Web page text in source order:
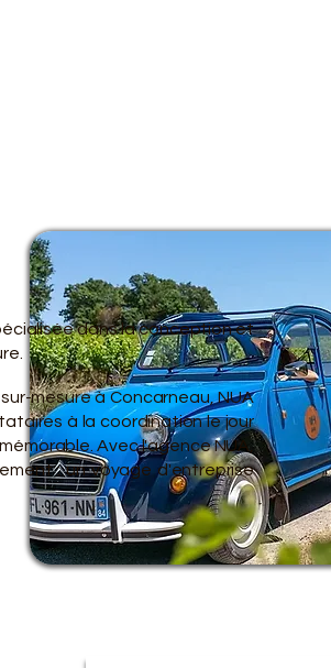
dans la conception et
mesure à Concarneau, NUA
à la coordination le jour
Avec l'agence NUA,
: un voyage d'entreprise